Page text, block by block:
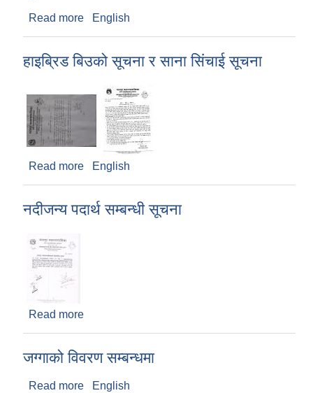
Read more about सूचना
English
हाइब्रिड बिउको सूचना र साना सिंचाई सूचना
Read more about हाइब्रिड बिउको सूचना र साना सिंचाई सूचना
English
नदीजन्य पदार्थ सम्बन्धी सूचना
Read more
जग्गाको विवरण सम्बन्धमा
Read more about जग्गाको विवरण सम्बन्धमा
English